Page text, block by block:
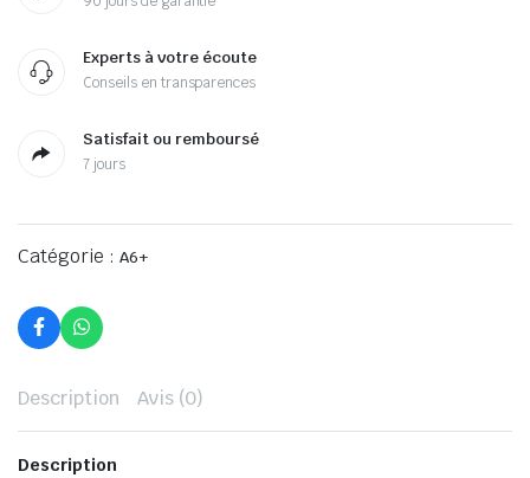
Experts à votre écoute
Conseils en transparences
Satisfait ou remboursé
7 jours
Catégorie : A6+
Description Avis (0)
Description